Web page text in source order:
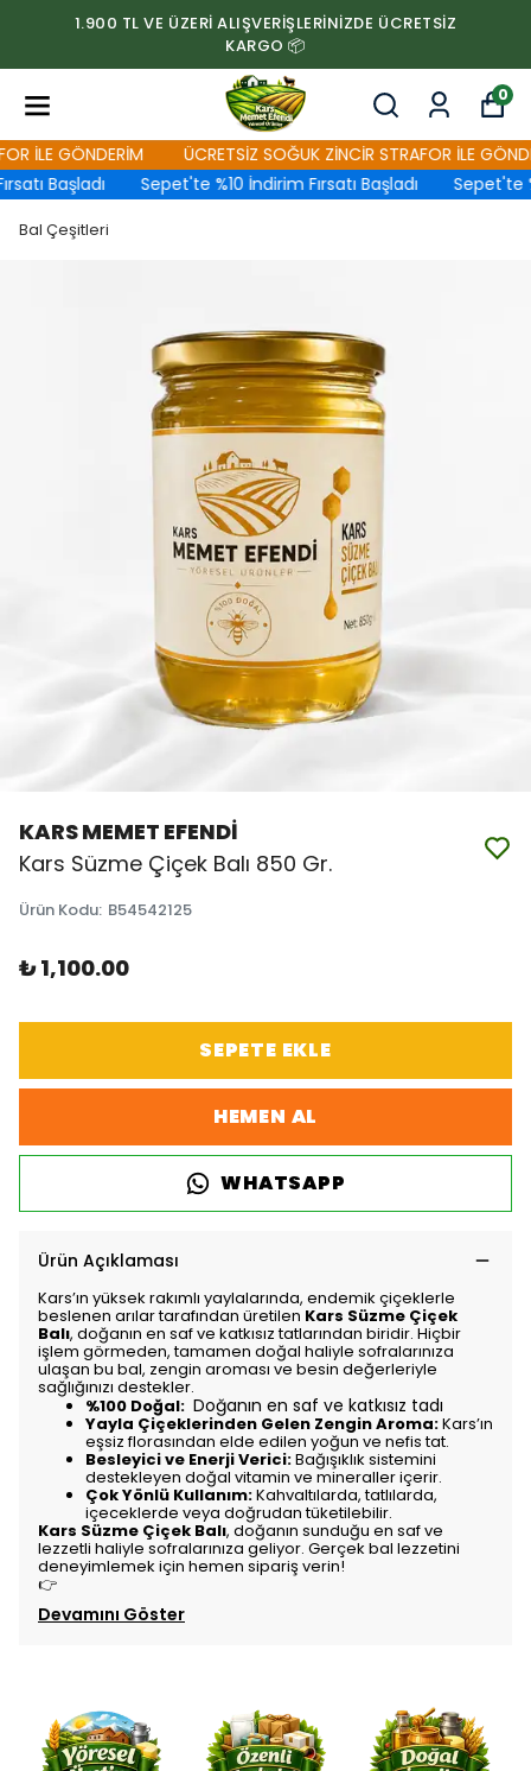
1.900 TL VE ÜZERİ ALIŞVERİŞLERİNİZDE ÜCRETSİZ
KARGO 📦
0
İLE GÖNDERİM
ÜCRETSİZ SOĞUK ZİNCİR STRAFOR İLE
Başladı
Sepet'te %10 İndirim Fırsatı Başladı Sepet'te
Bal Çeşitleri
KARS MEMET EFENDİ
Kars Süzme Çiçek Balı 850 Gr.
Ürün Kodu: B54542125
₺ 1,100.00
SEPETE EKLE
HEMEN AL
WHATSAPP
Ürün Açıklaması
Kars’ın yüksek rakımlı yaylalarında, endemik çiçeklerle
beslenen arılar tarafından üretilen Kars Süzme Çiçek
Balı, doğanın en saf ve katkısız tatlarından biridir. Hiçbir
işlem görmeden, tamamen doğal haliyle sofralarınıza
ulaşan bu bal, zengin aroması ve besin değerleriyle
sağlığınızı destekler.
%100 Doğal: Doğanın en saf ve katkısız tadı
Yayla Çiçeklerinden Gelen Zengin Aroma:Kars’ın
eşsiz florasından elde edilen yoğun ve nefis tat.
Besleyici ve Enerji Verici:Bağışıklık sistemini
destekleyen doğal vitamin ve mineraller içerir.
Çok Yönlü Kullanım:Kahvaltılarda, tatlılarda,
içeceklerde veya doğrudan tüketilebilir.
Kars Süzme Çiçek Balı, doğanın sunduğu en saf ve
lezzetli haliyle sofralarınıza geliyor. Gerçek bal lezzetini
deneyimlemek için hemen sipariş verin!
👉
Devamını Göster